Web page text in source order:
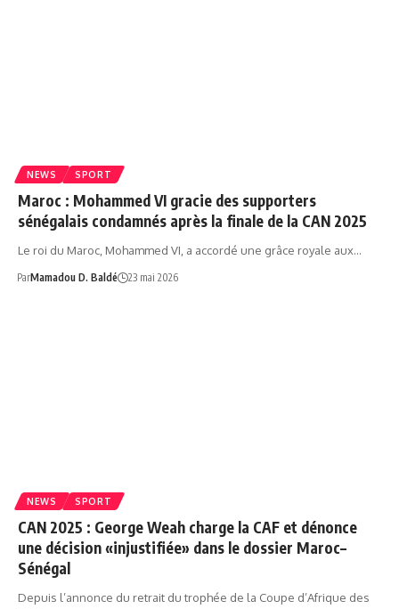
NEWS SPORT
Maroc : Mohammed VI gracie des supporters
sénégalais condamnés après la finale de la CAN 2025
Le roi du Maroc, Mohammed VI, a accordé une grâce royale aux…
ParMamadou D. Baldé 23 mai 2026
NEWS SPORT
CAN 2025 : George Weah charge la CAF et dénonce
une décision «injustifiée» dans le dossier Maroc–
Sénégal
Depuis l’annonce du retrait du trophée de la Coupe d’Afrique des